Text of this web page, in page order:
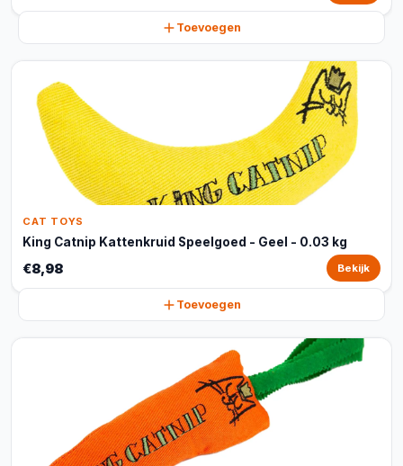
Toevoegen
CAT TOYS
King Catnip Kattenkruid Speelgoed - Geel - 0.03 kg
€8,98 Bekijk
Toevoegen